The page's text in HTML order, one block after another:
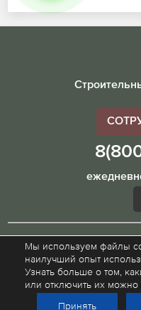
Внимание! Наш сайт
информационный
Мы используем файлы
наилучший опыт
Узнать больше о том,
или отключить их можно
Принять